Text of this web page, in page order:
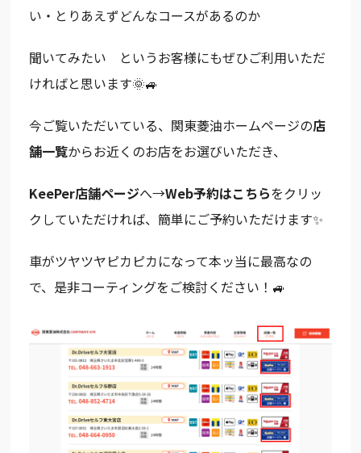
い・とりあえずどんなコースがあるのか
聞いてみたい というお客様にもぜひご利用いただ
ければと思います🌞🚙
今ご覧いただいている、関東菱油ホームページの店
舗一覧からお近くのお店をお選びいただき、
KeePer店舗ページへ→Web予約はこちらをクリッ
クしていただければ、簡単にご予約いただけます✨
車がツヤツヤピカピカになって本ッ当に最高なの
で、是非コーティングをご検討ください！🚙